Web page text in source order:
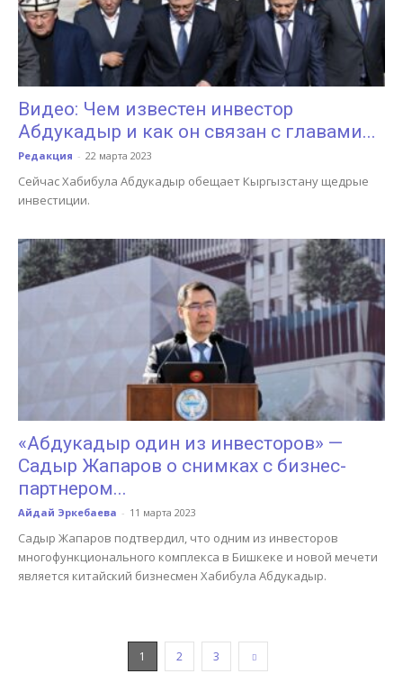
Видео: Чем известен инвестор
Абдукадыр и как он связан с главами...
Редакция - 22 марта 2023
Сейчас Хабибула Абдукадыр обещает Кыргызстану щедрые
инвестиции.
«Абдукадыр один из инвесторов» —
Садыр Жапаров о снимках с бизнес-
партнером...
Айдай Эркебаева - 11 марта 2023
Садыр Жапаров подтвердил, что одним из инвесторов
многофункционального комплекса в Бишкеке и новой мечети
является китайский бизнесмен Хабибула Абдукадыр.
1 2 3